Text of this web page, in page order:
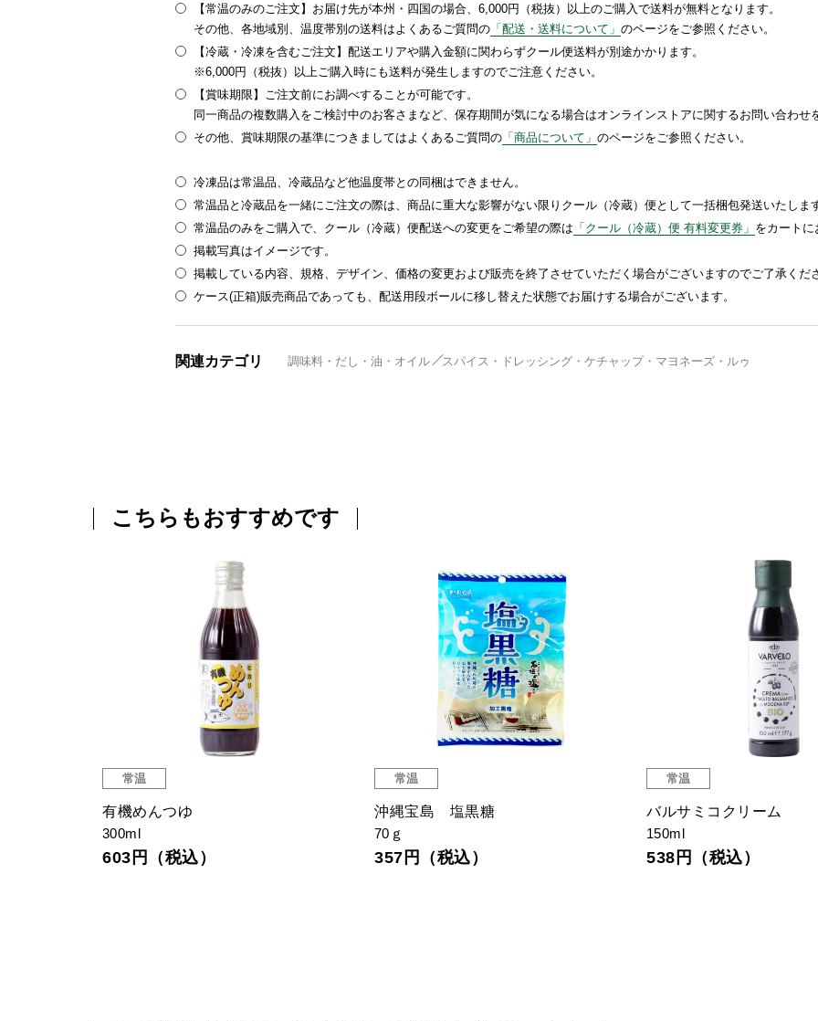
【常温のみのご注文】お届け先が本州・四国の場合、6,000円（税抜）以上のご購入で送料が無料となります。
その他、各地域別、温度帯別の送料はよくあるご質問の 「配送・送料について」 のページをご参照ください。
【冷蔵・冷凍を含むご注文】配送エリアや購入金額に関わらずクール便送料が別途かかります。
※6,000円（税抜）以上ご購入時にも送料が発生しますのでご注意ください。
【賞味期限】ご注文前にお調べすることが可能です。
同一商品の複数購入をご検討中のお客さまなど、保存期間が気になる場合はオンラインストアに関するお問い合わせ
その他、賞味期限の基準につきましてはよくあるご質問の 「商品について」 のページをご参照ください。
冷凍品は常温品、冷蔵品など他温度帯との同梱はできません。
常温品と冷蔵品を一緒にご注文の際は、商品に重大な影響がない限りクール（冷蔵）便として一括梱包発送いたします
常温品のみをご購入で、クール（冷蔵）便配送への変更をご希望の際は 「クール（冷蔵）便 有料変更券」 をカートに
掲載写真はイメージです。
掲載している内容、規格、デザイン、価格の変更および販売を終了させていただく場合がございますのでご了承くだ
ケース(正箱)販売商品であっても、配送用段ボールに移し替えた状態でお届けする場合がございます。
関連カテゴリ 調味料・だし・油・オイル スパイス・ドレッシング・ケチャップ・マヨネーズ・ルゥ
こちらもおすすめです
常温
有機めんつゆ
300ml
603円（税込）
常温
沖縄宝島 塩黒糖
70ｇ
357円（税込）
常温
バルサミコクリーム
150ml
538円（税込）